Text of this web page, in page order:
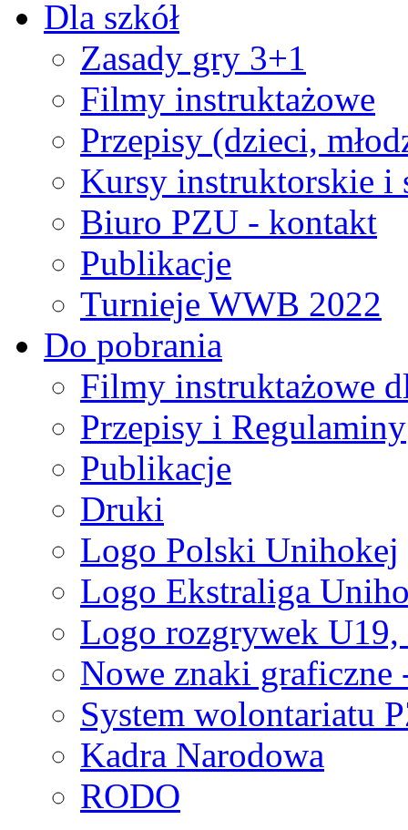
Dla szkół
Zasady gry 3+1
Filmy instruktażowe
Przepisy (dzieci,
Kursy instruktorskie i
Biuro PZU - kontakt
Publikacje
Turnieje WWB 2022
Do pobrania
Filmy instruktażowe
Przepisy i Regulaminy
Publikacje
Druki
Logo Polski Unihokej
Logo Ekstraliga
Logo rozgrywek
Nowe znaki graficzne
System wolontariatu
Kadra Narodowa
RODO